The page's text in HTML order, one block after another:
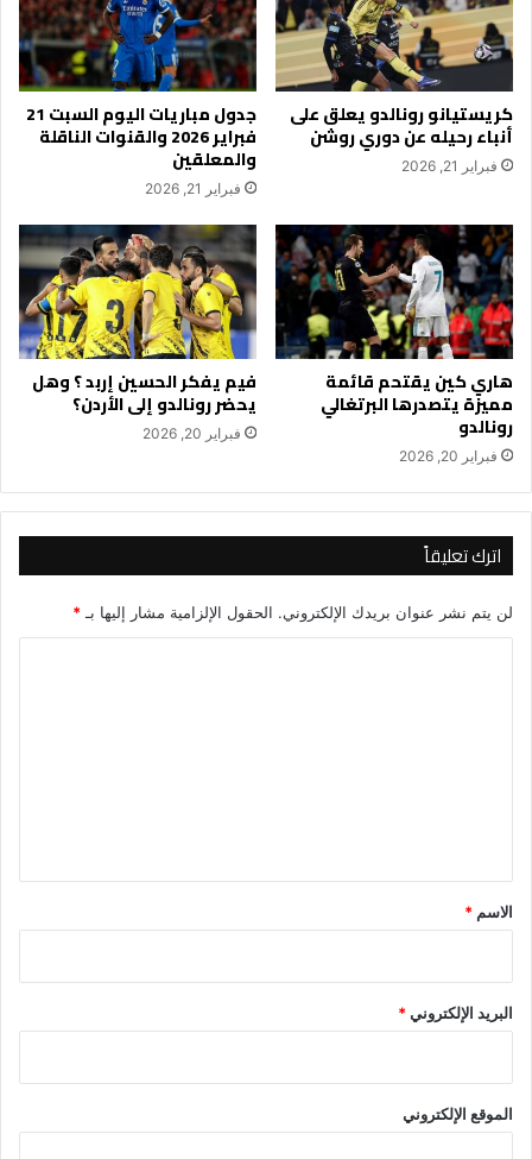
كريستيانو رونالدو يعلق على
أنباء رحيله عن دوري روشن
فبراير 21, 2026
جدول مباريات اليوم السبت 21
فبراير 2026 والقنوات الناقلة
والمعلقين
فبراير 21, 2026
هاري كين يقتحم قائمة
مميزة يتصدرها البرتغالي
رونالدو
فبراير 20, 2026
فيم يفكر الحسين إربد ؟ وهل
يحضر رونالدو إلى الأردن؟
فبراير 20, 2026
اترك تعليقاً
لن يتم نشر عنوان بريدك الإلكتروني. الحقول الإلزامية مشار إليها بـ *
*
الاسم *
البريد الإلكتروني*
الموقع الإلكتروني